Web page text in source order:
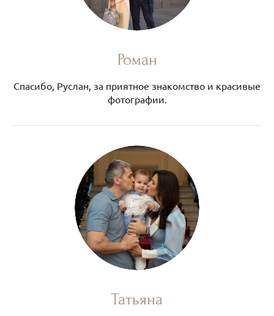
Роман
Спасибо, Руслан, за приятное знакомство и красивые
фотографии.
Татьяна